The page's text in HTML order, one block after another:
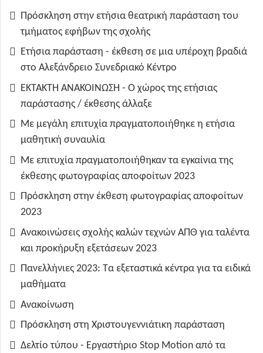
Πρόσκληση στην ετήσια θεατρική παράσταση του
τμήματος εφήβων της σχολής
Ετήσια παράσταση - έκθεση σε μια υπέροχη βραδιά
στο Αλεξάνδρειο Συνεδριακό Κέντρο
ΕΚΤΑΚΤΗ ΑΝΑΚΟΙΝΩΣΗ - Ο χώρος της ετήσιας
παράστασης / έκθεσης άλλαξε
Με μεγάλη επιτυχία πραγματοποιήθηκε η ετήσια
μαθητική συναυλία
Με επιτυχία πραγματοποιήθηκαν τα εγκαίνια της
έκθεσης φωτογραφίας αποφοίτων 2023
Πρόσκληση στην έκθεση φωτογραφίας αποφοίτων
2023
Ανακοινώσεις σχολής καλών τεχνών ΑΠΘ για ταλέντα
και προκήρυξη εξετάσεων 2023
Πανελλήνιες 2023: Τα εξεταστικά κέντρα για τα ειδικά
μαθήματα
Ανακοίνωση
Πρόσκληση στη Χριστουγεννιάτικη παράσταση
Δελτίο τύπου - Εργαστήριο Stop Motion από τα